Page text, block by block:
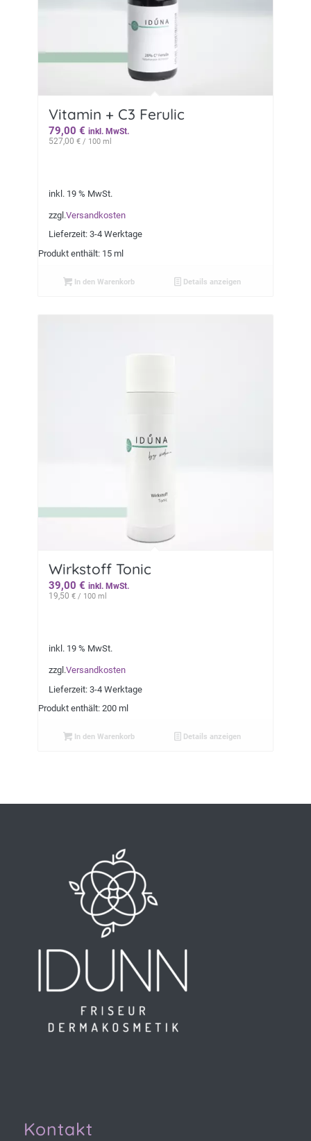
Vitamin + C3 Ferulic
79,00 € inkl. MwSt.
527,00 €/ 100 ml
inkl. 19 % MwSt.
zzgl.Versandkosten
Lieferzeit: 3-4 Werktage
Produkt enthält: 15 ml
In den Warenkorb Details anzeigen
Wirkstoff Tonic
39,00 € inkl. MwSt.
19,50 €/ 100 ml
inkl. 19 % MwSt.
zzgl.Versandkosten
Lieferzeit: 3-4 Werktage
Produkt enthält: 200 ml
In den Warenkorb Details anzeigen
Kontakt